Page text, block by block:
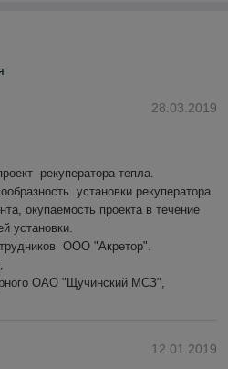
28.03.2019
рекуператора тепла.
установки рекуператора
окупаемость проекта в течение
установки.
ООО "Акретор".
ОАО "Щучинский МСЗ",
12.01.2019